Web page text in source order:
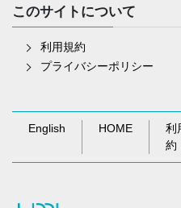
このサイトについて
利用規約
プライバシーポリシー
English HOME
利
約